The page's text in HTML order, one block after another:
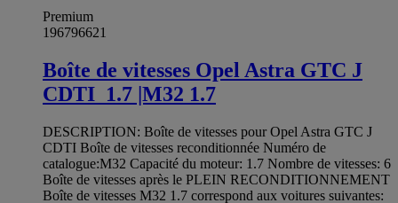
Premium
196796621
Boîte de vitesses Opel Astra GTC J
CDTI_1.7 |M32 1.7
DESCRIPTION: Boîte de vitesses pour Opel Astra GTC J
CDTI Boîte de vitesses reconditionnée Numéro de
catalogue:M32 Capacité du moteur: 1.7 Nombre de vitesses: 6
Boîte de vitesses après le PLEIN RECONDITIONNEMENT
Boîte de vitesses M32 1.7 correspond aux voitures suivantes: